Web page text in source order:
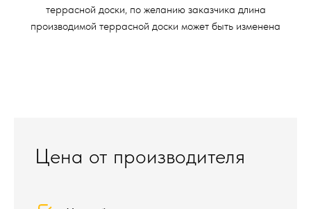
террасной доски, по желанию заказчика длина
производимой террасной доски может быть изменена
Цена от производителя